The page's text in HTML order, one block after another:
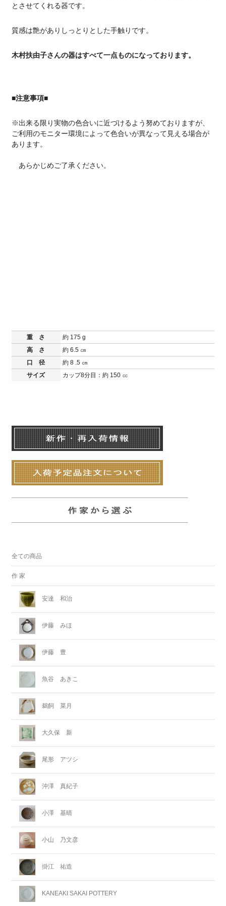
とさせてくれる器です。
質感は艶がありしっとりとした手触りです。
木村扶由子さんの器はすべて一点ものになっております。
■注意事項■
※出来る限り実物の色合いに近づけるよう努めておりますが、
ご利用のモニター環境によって色合いが異なって見える場合が
あります。
あらかじめご了承ください。
重 さ
約 175 g
高 さ
約 6.5 ㎝
口 径
約 8 .5 ㎝
サイズ
カップ8分目：約 150 ㏄
全ての商品
作 家
安達 和治
伊藤 みほ
伊藤 豊
魚谷 あきこ
鵜飼 菜月
大久保 新
尾形 アツシ
沖澤 真紀子
小澤 基晴
小山 乃文彦
掛江 祐造
KANEAKI SAKAI POTTERY